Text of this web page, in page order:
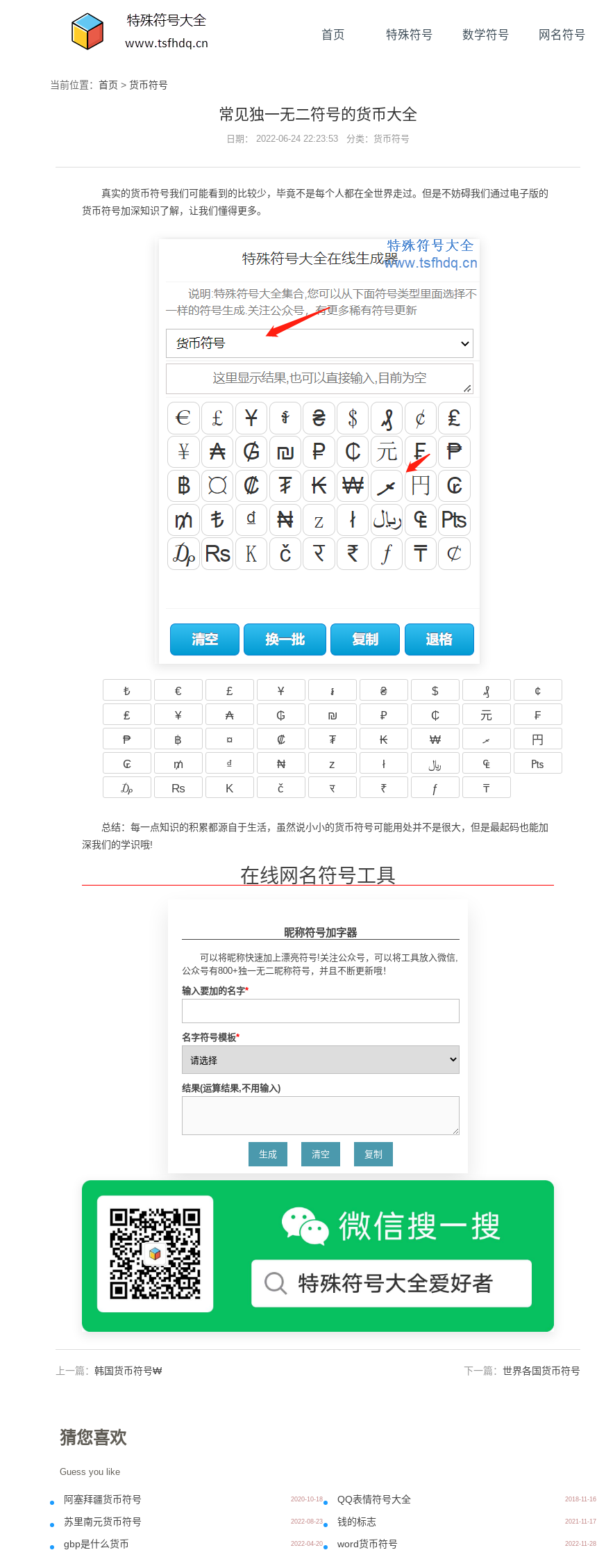
首页 特殊符号 数学符号 网名符号
当前位置： 首页 > 货币符号
常见独一无二符号的货币大全
日期： 2022-06-24 22:23:53 分类： 货币符号
真实的货币符号我们可能看到的比较少，毕竟不是每个人都在全世界走过。但是不妨碍我们通过电子版的
货币符号加深知识了解，让我们懂得更多。
₺ € £ Ұ ៛ ₴ $ ₰
¢
₤
¥ ₳ ₲ ₪ ₽ ₵ 元
₣
₱
฿ ¤ ₡ ₮ ₭ ₩ ރ
円
₢
₥ ₫ ₦ z ł ﷼ ₠
₧
₯
₨ K č र ₹ ƒ ₸
总结：每一点知识的积累都源自于生活，虽然说小小的货币符号可能用处并不是很大，但是最起码也能加
深我们的学识哦!
在线网名符号工具
昵称符号加字器
可以将昵称快速加上漂亮符号!关注公众号，可以将工具放入微信,
公众号有800+独一无二昵称符号，并且不断更新哦！
输入要加的名字*
名字符号模板*
结果(运算结果,不用输入)
上一篇：韩国货币符号₩ 下一篇： 世界各国货币符号
猜您喜欢
Guess you like
阿塞拜疆货币符号 2020-10-18 QQ表情符号大全 2018-11-16
苏里南元货币符号 2022-08-23 钱的标志 2021-11-17
gbp是什么货币 2022-04-20 word货币符号 2022-11-28